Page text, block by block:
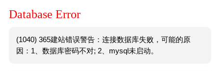
Database Error
(1040) 365建站错误警告：连接数据库失败，可能的原
因：1、数据库密码不对; 2、mysql未启动。